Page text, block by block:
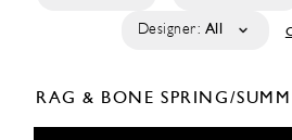
Designer: All
RAG & BONE SPRING/